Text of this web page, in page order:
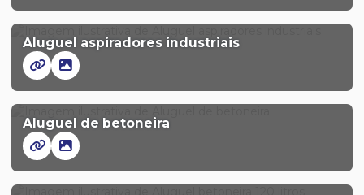
Aluguel aspiradores industriais
Aluguel de betoneira